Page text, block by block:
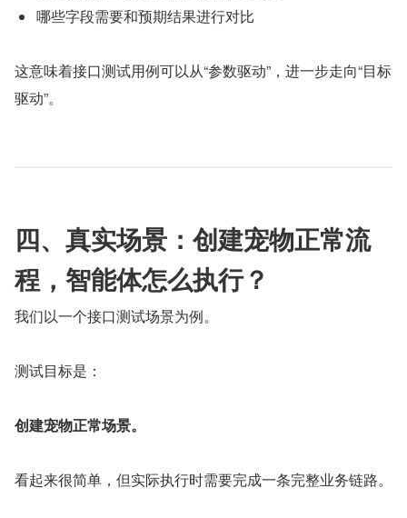
哪些字段需要和预期结果进行对比
这意味着接口测试用例可以从“参数驱动”，进一步走向“目标
驱动”。
四、真实场景：创建宠物正常流
程，智能体怎么执行？
我们以一个接口测试场景为例。
测试目标是：
创建宠物正常场景。
看起来很简单，但实际执行时需要完成一条完整业务链路。